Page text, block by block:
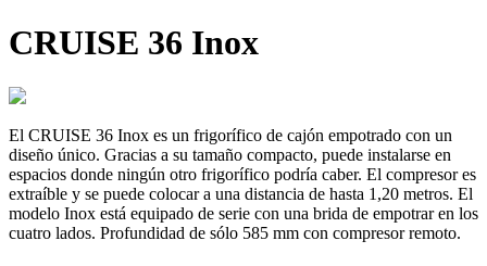
CRUISE 36 Inox
El CRUISE 36 Inox es un frigorífico de cajón empotrado con un
diseño único. Gracias a su tamaño compacto, puede instalarse en
espacios donde ningún otro frigorífico podría caber. El compresor es
extraíble y se puede colocar a una distancia de hasta 1,20 metros. El
modelo Inox está equipado de serie con una brida de empotrar en los
cuatro lados. Profundidad de sólo 585 mm con compresor remoto.